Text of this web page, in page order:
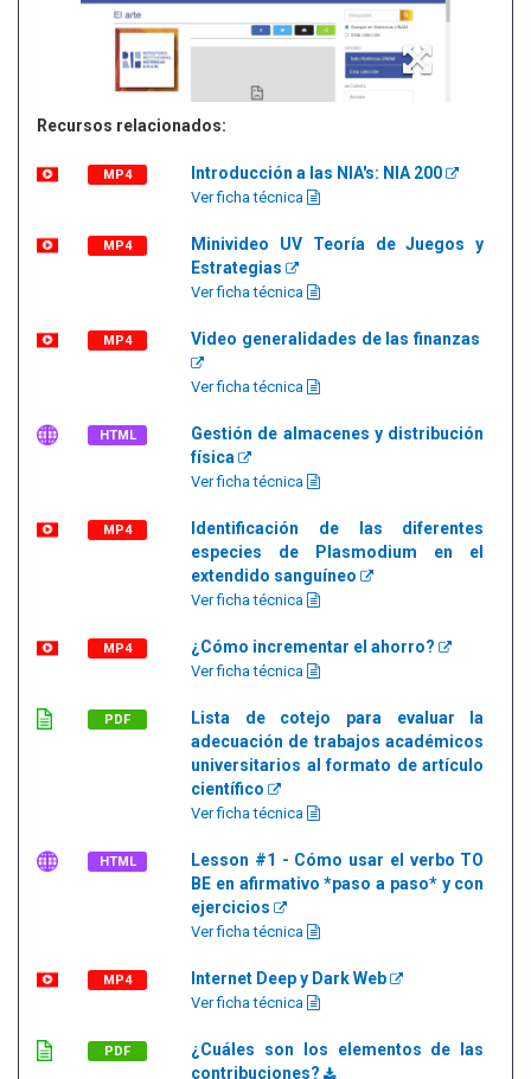
Recursos relacionados:
MP4 Introducción a las NIA's: NIA 200
Ver ficha técnica
MP4
Minivideo UV Teoría de Juegos y
Estrategias
Ver ficha técnica
MP4 Video generalidades de las finanzas
Ver ficha técnica
HTML
Gestión de almacenes y distribución
física
Ver ficha técnica
MP4
Identificación de las diferentes
especies de Plasmodium en el
extendido sanguíneo
Ver ficha técnica
MP4 ¿Cómo incrementar el ahorro?
Ver ficha técnica
PDF
Lista de cotejo para evaluar la
adecuación de trabajos académicos
universitarios al formato de artículo
científico
Ver ficha técnica
HTML
Lesson #1 - Cómo usar el verbo TO
BE en afirmativo *paso a paso* y con
ejercicios
Ver ficha técnica
MP4 Internet Deep y Dark Web
Ver ficha técnica
PDF
¿Cuáles son los elementos de las
contribuciones?